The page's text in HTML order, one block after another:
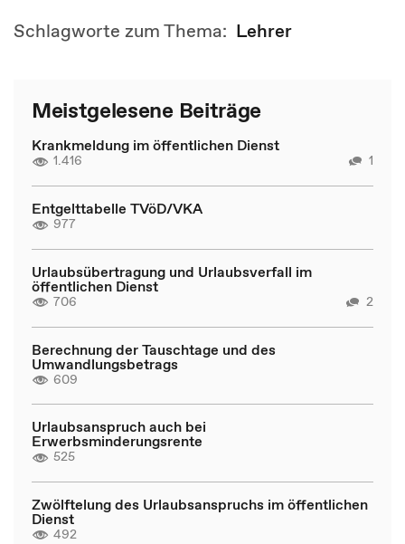
Schlagworte zum Thema: Lehrer
Meistgelesene Beiträge
Krankmeldung im öffentlichen Dienst
1.416 1
Entgelttabelle TVöD/VKA
977
Urlaubsübertragung und Urlaubsverfall im
öffentlichen Dienst
706 2
Berechnung der Tauschtage und des
Umwandlungsbetrags
609
Urlaubsanspruch auch bei
Erwerbsminderungsrente
525
Zwölftelung des Urlaubsanspruchs im öffentlichen
Dienst
492